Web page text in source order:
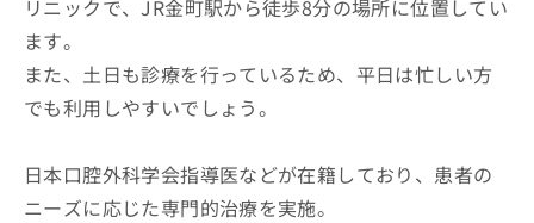
リニックで、JR金町駅から徒歩8分の場所に位置してい
ます。
また、土日も診療を行っているため、平日は忙しい方
でも利用しやすいでしょう。
日本口腔外科学会指導医などが在籍しており、患者の
ニーズに応じた専門的治療を実施。